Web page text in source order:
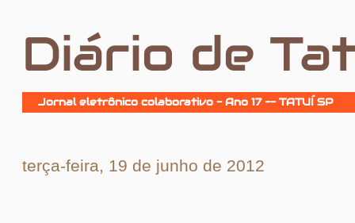
Diário de
Jornal eletrônico colaborativo - Ano 17 -- TATUÍ SP
terça-feira, 19 de junho de 2012